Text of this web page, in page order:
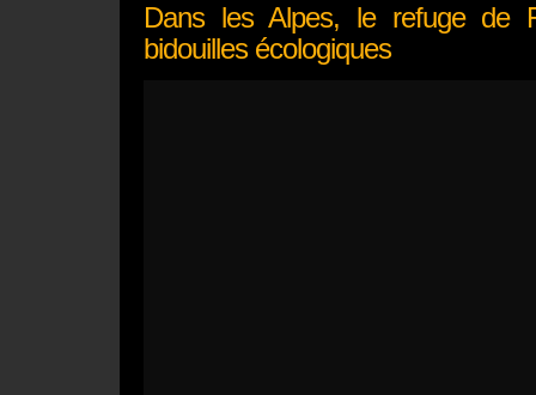
Dans les Alpes, le refuge de
bidouilles écologiques